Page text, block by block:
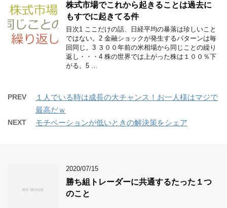
株式市場でこれから起きることは過去に
もすでに起きてる件
目次1 ここだけの話、日経平均の暴落は珍しいこと
ではない。2 金融ショックが発生するパターンは毎
回同じ。3 ３００年前の米相場から同じことの繰り
返し・・・4 株の世界では上がった株は１００％下
がる。5 …
PREV
１人でいる時は成長の大チャンス！お一人様はマジで
最高だｗ
NEXT モチベーションが低いときの解決策をシェア
2020/07/15
勝ち組トレーダーに共通するたった１つ
のこと